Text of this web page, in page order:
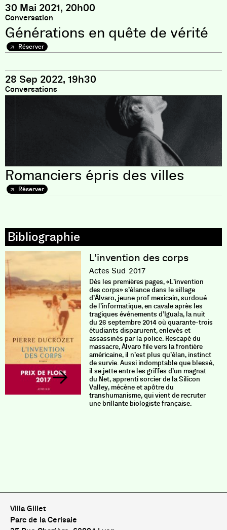
30 Mai 2021, 20h00
Conversation
Générations en quête de vérité
Réserver
28 Sep 2022, 19h30
Conversations
Romanciers épris des villes
Réserver
L’invention des corps
Actes Sud 2017
Dès les premières pages, «L’invention
des corps» s’élance dans le sillage
d’Álvaro, jeune prof mexicain, surdoué
de l’informatique, en cavale après les
tragiques événements d’Iguala, la nuit
du 26 septembre 2014 où quarante-trois
étudiants disparurent, enlevés et
assassinés par la police. Rescapé du
massacre, Álvaro file vers la frontière
américaine, il n’est plus qu’élan, instinct
de survie. Aussi indomptable que blessé,
il se jette entre les griffes d’un magnat
du Net, apprenti sorcier de la Silicon
Valley, mécène et apôtre du
transhumanisme, qui vient de recruter
une brillante biologiste française.
Villa Gillet
Parc de la Cerisaie